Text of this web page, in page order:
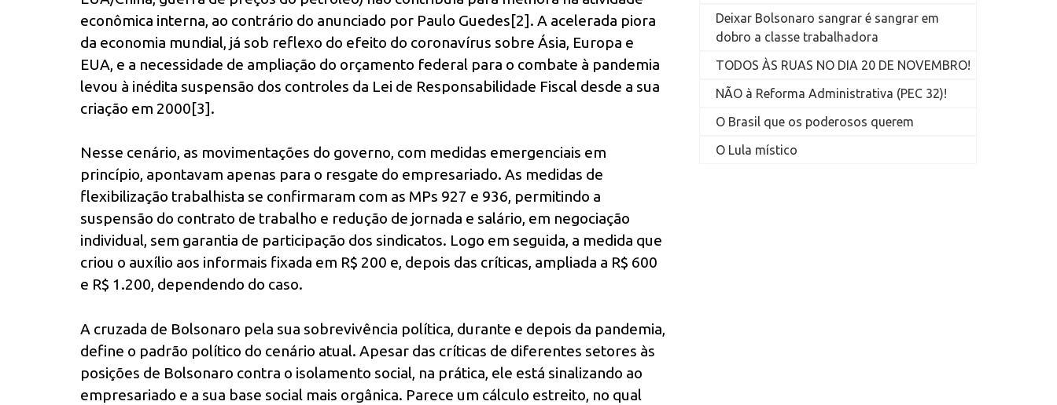
econômica interna, ao contrário do anunciado por Paulo Guedes[2]. A acelerada piora
da economia mundial, já sob reflexo do efeito do coronavírus sobre Ásia, Europa e
EUA, e a necessidade de ampliação do orçamento federal para o combate à pandemia
levou à inédita suspensão dos controles da Lei de Responsabilidade Fiscal desde a sua
criação em 2000[3].
Nesse cenário, as movimentações do governo, com medidas emergenciais em
princípio, apontavam apenas para o resgate do empresariado. As medidas de
flexibilização trabalhista se confirmaram com as MPs 927 e 936, permitindo a
suspensão do contrato de trabalho e redução de jornada e salário, em negociação
individual, sem garantia de participação dos sindicatos. Logo em seguida, a medida que
criou o auxílio aos informais fixada em R$ 200 e, depois das críticas, ampliada a R$ 600
e R$ 1.200, dependendo do caso.
A cruzada de Bolsonaro pela sua sobrevivência política, durante e depois da pandemia,
define o padrão político do cenário atual. Apesar das críticas de diferentes setores às
posições de Bolsonaro contra o isolamento social, na prática, ele está sinalizando ao
empresariado e a sua base social mais orgânica. Parece um cálculo estreito, no qual
Deixar Bolsonaro sangrar é sangrar em
dobro a classe trabalhadora
TODOS ÀS RUAS NO DIA 20 DE NOVEMBRO!
NÃO à Reforma Administrativa (PEC 32)!
O Brasil que os poderosos querem
O Lula místico